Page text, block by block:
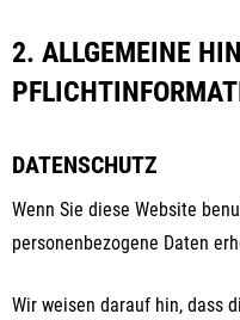
2. ALLGEMEINE
DATENSCHUTZ
Wenn Sie diese Website
personenbezogene Daten
Wir weisen darauf hin, dass